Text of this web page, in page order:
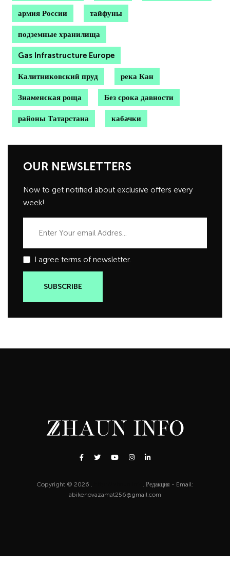
армия России тайфуны
подземные хранилища
Gas Infrastructure Europe
Калитниковский пруд река Кан
Знаменская роща Без срока давности
районы Татарстана кабачки
OUR NEWSLETTERS
Now to get notified about exclusive offers every
week!
I agree terms of newsletter.
Copyright © 2026 .
. Редакция - Email:
abikenovazamat256@gmail.com